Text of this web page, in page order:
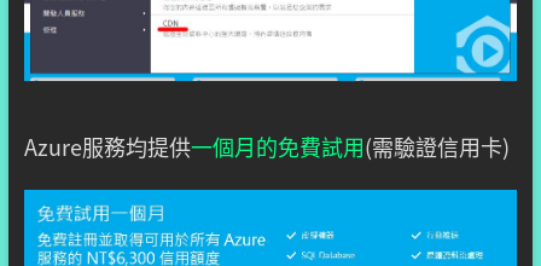
Azure服務均提供一個月的免費試用(需驗證信用卡)